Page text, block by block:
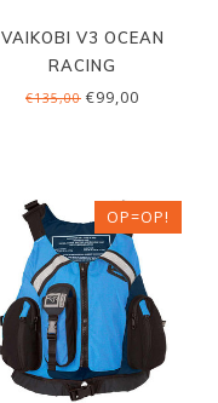
VAIKOBI V3 OCEAN
RACING
€135,00 €99,00
OP=OP!